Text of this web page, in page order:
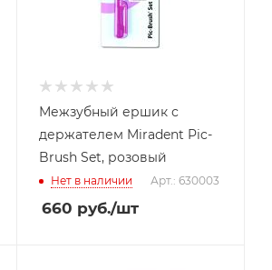
Межзубный ершик с
держателем Miradent Pic-
Brush Set, розовый
Нет в наличии Арт.: 630003
660 руб./шт